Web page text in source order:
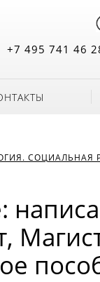
+7 495 741 46
СОЦИАЛЬНАЯ